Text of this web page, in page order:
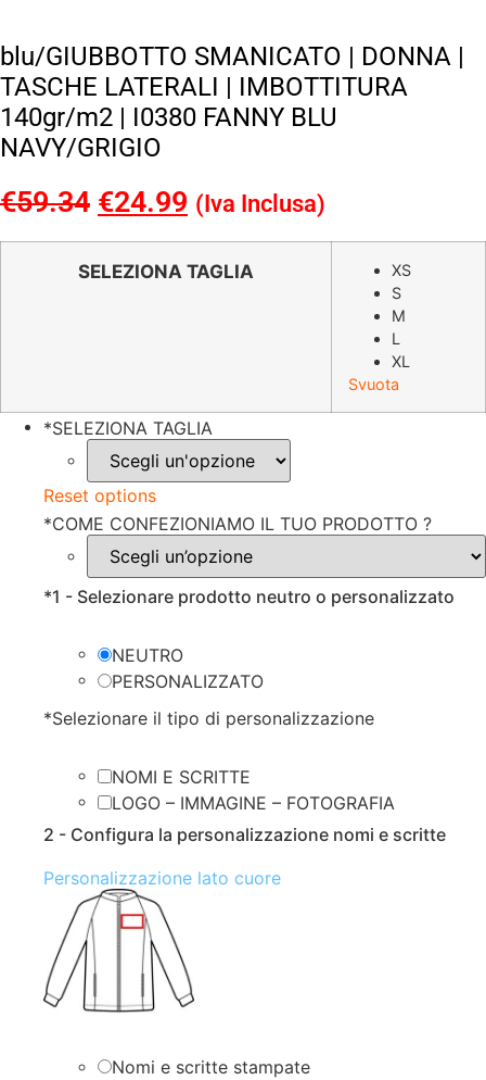
blu/GIUBBOTTO SMANICATO | DONNA |
TASCHE LATERALI | IMBOTTITURA
140gr/m2 | I0380 FANNY BLU
NAVY/GRIGIO
€59.34 Il
prezzo
originale
€24.99 Il
prezzo
attuale
(Iva Inclusa)
SELEZIONA TAGLIA
XS
S
M
L
XL
Svuota
*SELEZIONA TAGLIA
Reset options
*COME CONFEZIONIAMO IL TUO PRODOTTO ?
*1 - Selezionare prodotto neutro o personalizzato
NEUTRO
PERSONALIZZATO
*Selezionare il tipo di personalizzazione
NOMI E SCRITTE
LOGO – IMMAGINE – FOTOGRAFIA
2 - Configura la personalizzazione nomi e scritte
Personalizzazione lato cuore
Nomi e scritte stampate